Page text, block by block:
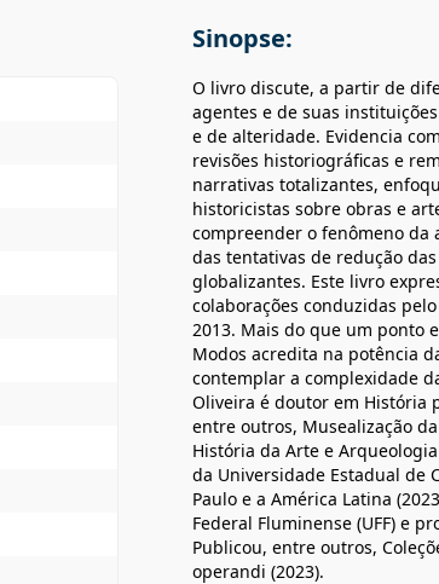
Sinopse:
O livro discute, a partir de
agentes e de suas
e de alteridade. Evidencia
revisões historiográficas e
narrativas totalizantes,
historicistas sobre obras e
compreender o fenômeno
das tentativas de redução
globalizantes. Este livro
colaborações conduzidas
2013. Mais do que um ponto
Modos acredita na potência
contemplar a complexidade
Oliveira é doutor em História
entre outros, Musealização
História da Arte e
da Universidade Estadual de
Paulo e a América Latina
Federal Fluminense (UFF) e
Publicou, entre outros,
operandi (2023).